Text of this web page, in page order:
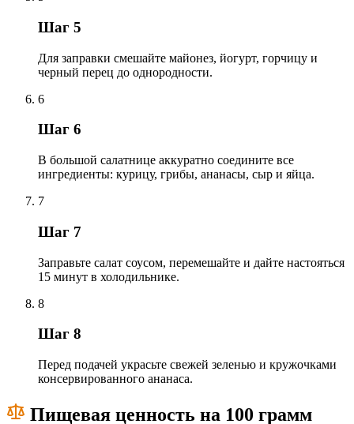
Шаг 5
Для заправки смешайте майонез, йогурт, горчицу и
черный перец до однородности.
6
Шаг 6
В большой салатнице аккуратно соедините все
ингредиенты: курицу, грибы, ананасы, сыр и яйца.
7
Шаг 7
Заправьте салат соусом, перемешайте и дайте настояться
15 минут в холодильнике.
8
Шаг 8
Перед подачей украсьте свежей зеленью и кружочками
консервированного ананаса.
Пищевая ценность на 100 грамм